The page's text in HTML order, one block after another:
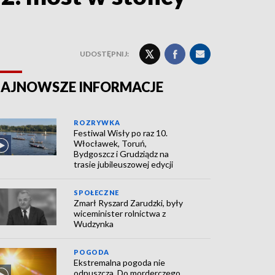
UDOSTĘPNIJ:
INFORMACJE
ROZRYWKA
Festiwal Wisły po raz 10.
Włocławek, Toruń,
Bydgoszcz i Grudziądz na
trasie jubileuszowej edycji
SPOŁECZNE
Zmarł Ryszard Zarudzki, były
wiceminister rolnictwa z
Wudzynka
POGODA
Ekstremalna pogoda nie
odpuszcza. Do morderczego